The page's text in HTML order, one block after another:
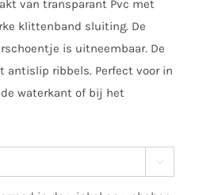
van transparant Pvc met
klittenband sluiting. De
is uitneembaar. De
antislip ribbels. Perfect voor in
waterkant of bij het
